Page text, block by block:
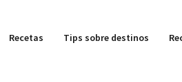
Recetas Tips sobre destinos